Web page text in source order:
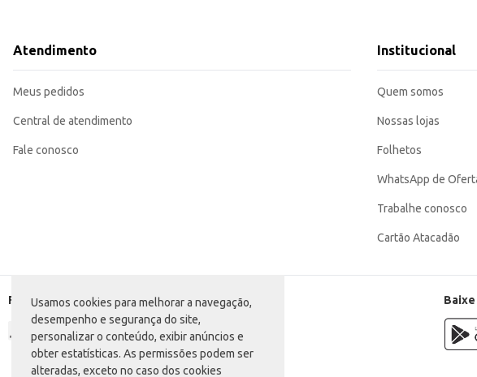
Usamos cookies para melhorar a navegação,
desempenho e segurança do site,
personalizar o conteúdo, exibir anúncios e
obter estatísticas. As permissões podem ser
alteradas, exceto no caso dos cookies
O Refresco em Pó Italac Abacaxi oferece uma maneira simples e eficiente de preparar uma bebida
consumo doméstico até a revenda em estabelecimentos comerciais.
Marca: Italac
Categoria: Refresco em pó
EAN: 69298975
Atendimento
Meus pedidos
Central de atendimento
Fale conosco
Institucional
Quem somos
Nossas lojas
Folhetos
WhatsApp de
Trabalhe conosco
Cartão Atacadão
Formas de pagamento